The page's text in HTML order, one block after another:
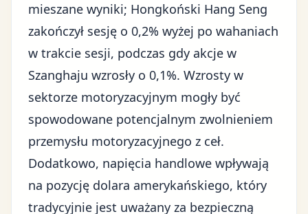
mieszane wyniki; Hongkoński Hang Seng
zakończył sesję o 0,2% wyżej po wahaniach
w trakcie sesji, podczas gdy akcje w
Szanghaju wzrosły o 0,1%. Wzrosty w
sektorze motoryzacyjnym mogły być
spowodowane potencjalnym zwolnieniem
przemysłu motoryzacyjnego z ceł.
Dodatkowo, napięcia handlowe wpływają
na pozycję dolara amerykańskiego, który
tradycyjnie jest uważany za bezpieczną